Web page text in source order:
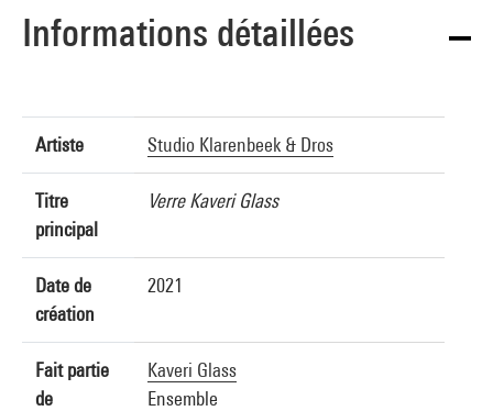
Informations détaillées
Artiste Studio Klarenbeek & Dros
Titre
principal
Verre Kaveri Glass
Date de
création
2021
Fait partie
de
Kaveri Glass
Ensemble